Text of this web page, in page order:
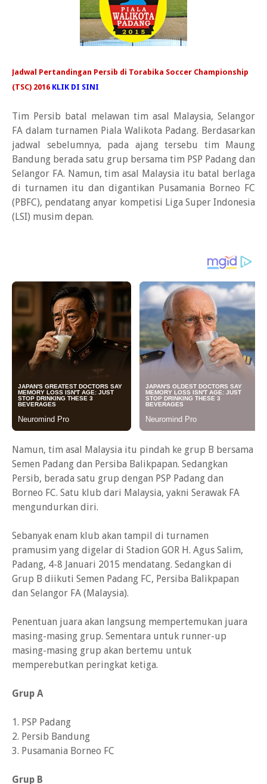
Jadwal Pertandingan Persib di Torabika Soccer Championship
(TSC) 2016 KLIK DI SINI
Tim Persib batal melawan tim asal Malaysia, Selangor
FA dalam turnamen Piala Walikota Padang. Berdasarkan
jadwal sebelumnya, pada ajang tersebu tim Maung
Bandung berada satu grup bersama tim PSP Padang dan
Selangor FA. Namun, tim asal Malaysia itu batal berlaga
di turnamen itu dan digantikan Pusamania Borneo FC
(PBFC), pendatang anyar kompetisi Liga Super Indonesia
(LSI) musim depan.
Namun, tim asal Malaysia itu pindah ke grup B bersama
Semen Padang dan Persiba Balikpapan. Sedangkan
Persib, berada satu grup dengan PSP Padang dan
Borneo FC. Satu klub dari Malaysia, yakni Serawak FA
mengundurkan diri.
Sebanyak enam klub akan tampil di turnamen
pramusim yang digelar di Stadion GOR H. Agus Salim,
Padang, 4-8 Januari 2015 mendatang. Sedangkan di
Grup B diikuti Semen Padang FC, Persiba Balikpapan
dan Selangor FA (Malaysia).
Penentuan juara akan langsung mempertemukan juara
masing-masing grup. Sementara untuk runner-up
masing-masing grup akan bertemu untuk
memperebutkan peringkat ketiga.
Grup A
1. PSP Padang
2. Persib Bandung
3. Pusamania Borneo FC
Grup B